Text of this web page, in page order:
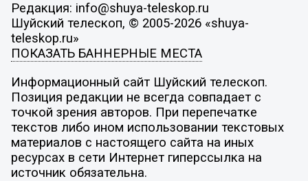
Редакция: info@shuya-teleskop.ru
Шуйский телескоп, © 2005-2026 «shuya-
teleskop.ru»
ПОКАЗАТЬ БАННЕРНЫЕ МЕСТА
Информационный сайт Шуйский телескоп.
Позиция редакции не всегда совпадает с
точкой зрения авторов. При перепечатке
текстов либо ином использовании текстовых
материалов с настоящего сайта на иных
ресурсах в сети Интернет гиперссылка на
источник обязательна.